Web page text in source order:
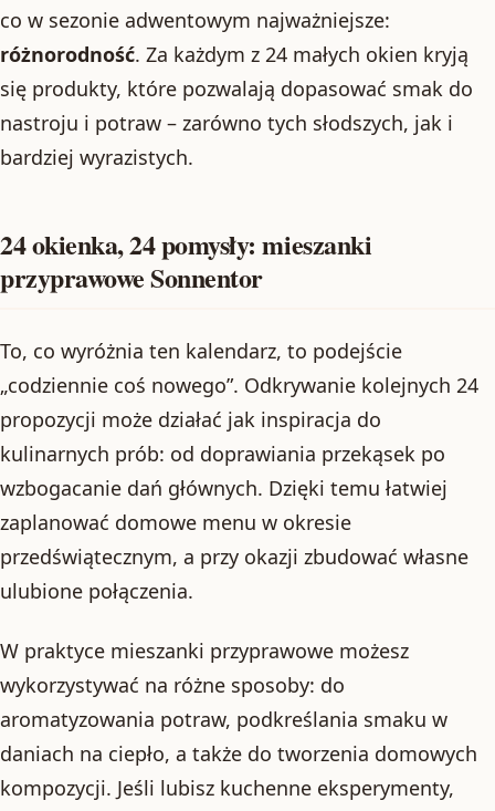
co w sezonie adwentowym najważniejsze:
różnorodność. Za każdym z 24 małych okien kryją
się produkty, które pozwalają dopasować smak do
nastroju i potraw – zarówno tych słodszych, jak i
bardziej wyrazistych.
24 okienka, 24 pomysły: mieszanki
przyprawowe Sonnentor
To, co wyróżnia ten kalendarz, to podejście
„codziennie coś nowego”. Odkrywanie kolejnych 24
propozycji może działać jak inspiracja do
kulinarnych prób: od doprawiania przekąsek po
wzbogacanie dań głównych. Dzięki temu łatwiej
zaplanować domowe menu w okresie
przedświątecznym, a przy okazji zbudować własne
ulubione połączenia.
W praktyce mieszanki przyprawowe możesz
wykorzystywać na różne sposoby: do
aromatyzowania potraw, podkreślania smaku w
daniach na ciepło, a także do tworzenia domowych
kompozycji. Jeśli lubisz kuchenne eksperymenty,